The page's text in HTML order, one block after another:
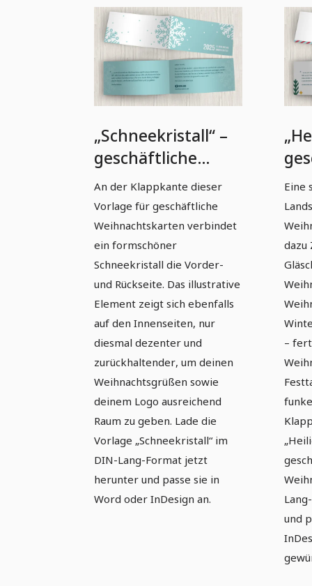
„Schneekristall“ –
geschäftliche
Weihnachtskarten-
Vorlage (schmale
Klappkarte)
An der Klappkante dieser
Vorlage für geschäftliche
Weihnachtskarten verbindet
ein formschöner
Schneekristall die Vorder-
und Rückseite. Das illustrative
Element zeigt sich ebenfalls
auf den Innenseiten, nur
diesmal dezenter und
zurückhaltender, um deinen
Weihnachtsgrüßen sowie
deinem Logo ausreichend
Raum zu geben. Lade die
Vorlage „Schneekristall“ im
DIN-Lang-Format jetzt
herunter und passe sie in
Word oder InDesign an.
Eine
dazu
–
und